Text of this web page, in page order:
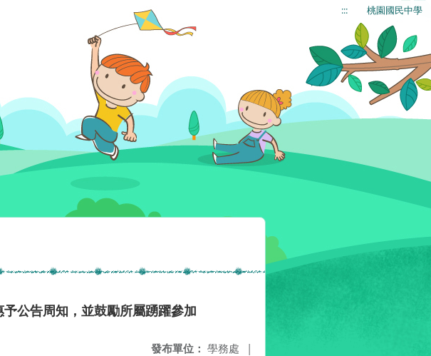
::: 桃園國民中學
公告周知，並鼓勵所屬踴躍參加
發布單位： 學務處 |